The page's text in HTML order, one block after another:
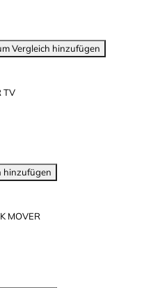
Vergleich hinzufügen
TV
hinzufügen
MOVER